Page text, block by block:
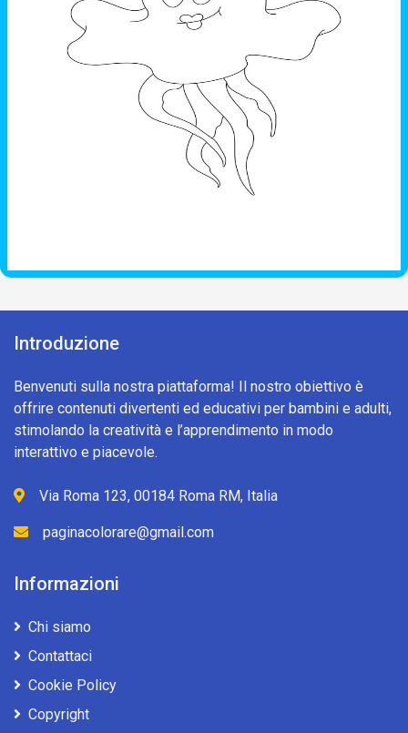
Introduzione
Benvenuti sulla nostra piattaforma! Il nostro obiettivo è
offrire contenuti divertenti ed educativi per bambini e adulti,
stimolando la creatività e l’apprendimento in modo
interattivo e piacevole.
Via Roma 123, 00184 Roma RM, Italia
paginacolorare@gmail.com
Informazioni
Chi siamo
Contattaci
Cookie Policy
Copyright